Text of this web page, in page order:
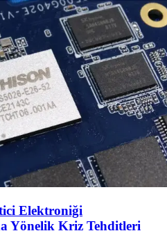
Elektroniği
Yönelik Kriz Tehditleri